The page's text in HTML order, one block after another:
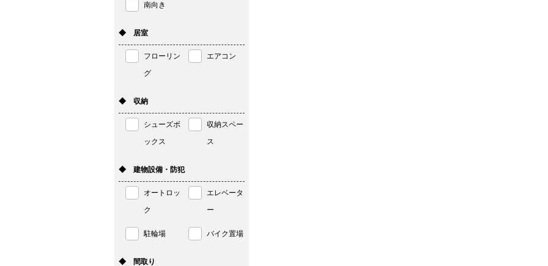
南向き
◆ 居室
フローリン
グ
エアコン
◆ 収納
シューズボ
ックス
収納スペー
ス
◆ 建物設備・防犯
オートロッ
ク
エレベータ
ー
駐輪場 バイク置場
◆ 間取り